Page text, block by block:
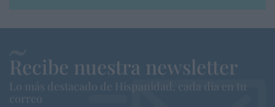
Recibe nuestra newsletter
Lo más destacado de Hispanidad, cada dia en tu
correo